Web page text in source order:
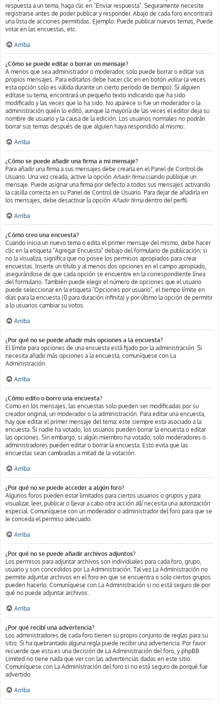
respuesta a un tema, haga clic en "Enviar respuesta". Seguramente necesite
registrarse antes de poder publicar y responder. Abajo de cada foro encontrará
una lista de acciones permitidas. Ejemplo: Puede publicar nuevos temas, Puede
votar en las encuestas, etc.
Arriba
¿Cómo se puede editar o borrar un mensaje?
A menos que sea administrador o moderador, solo puede borrar o editar sus
propios mensajes. Para editarlos debe hacer clic en en botón editar(a veces
esta opción solo es válida durante un cierto periodo de tiempo). Si alguien
editase su tema, encontrará un pequeño texto indicando que ha sido
modificado y las veces que lo ha sido. No aparece si fue un moderador o la
administración quién lo editó, aunque la mayoría de las veces el editor deja su
nombre de usuario y la causa de la edición. Los usuarios normales no podrán
borrar sus temas después de que alguien haya respondido al mismo.
Arriba
¿Cómo se puede añadir una firma a mi mensaje?
Para añadir una firma a sus mensajes debe crearla en el Panel de Control de
Usuario. Una vez creada, active la opción Añadir firmacuando publique un
mensaje. Puede asignar una firma por defecto a todos sus mensajes activando
la casilla correcta en su Panel de Control de Usuario. Para dejar de añadirla en
los mensajes, debe desactivar la opción Añadir firmadentro del perfil.
Arriba
¿Cómo creo una encuesta?
Cuando inicia un nuevo tema o edita el primer mensaje del mismo, debe hacer
clic en la etiqueta "Agregar Encuesta" debajo del formulario de publicación; si
no la visualiza, significa que no posee los permisos apropiados para crear
encuestas. Inserte un título y al menos dos opciones en el campo apropiado,
asegurándose de que cada opción se encuentre en la correspondiente línea
del formulario. También puede elegir el número de opciones que el usuario
puede seleccionar en la etiqueta "Opciones por usuario", el tiempo límite en
días para la encuesta (0 para duración infinita) y por último la opción de permitir
a lo usuarios cambiar su votos.
Arriba
¿Por qué no se puede añadir más opciones a la encuesta?
El límite para opciones de una encuesta está fijado por la administración. Si
necesita añadir más opciones a la encuesta, comuníquese con La
Administración.
Arriba
¿Cómo edito o borro una encuesta?
Como en los mensajes, las encuestas solo pueden ser modificadas por su
creador original, un moderador o la administración. Para editar una encuesta,
hay que editar el primer mensaje del tema; este siempre esta asociado a la
encuesta. Si nadie ha votado, los usuarios pueden borrar la encuesta o editar
las opciones. Sin embargo, si algún miembro ha votado, solo moderadores o
administradores pueden editar o borrar la encuesta. Esto evita que las
encuestas sean cambiadas a mitad de la votación.
Arriba
¿Por qué no se puede acceder a algún foro?
Algunos foros pueden estar limitados para ciertos usuarios o grupos y para
visualizar, leer, publicar o llevar a cabo otra acción allí necesita una autorización
especial. Comuníquese con un moderador o administrador del foro para que se
le conceda el permiso adecuado.
Arriba
¿Por qué no se puede añadir archivos adjuntos?
Los permisos para adjuntar archivos son individuales para cada foro, grupo,
usuario y son concedidos por La Administración. Tal vez La Administración no
permite adjuntar archivos en el foro en que se encuentra o solo ciertos grupos
pueden hacerlo. Comuníquese con La Administración si no está seguro de por
qué no puede adjuntar archivos.
Arriba
¿Por qué recibí una advertencia?
Los administradores de cada foro tienen su propio conjunto de reglas para su
sitio. Si ha quebrantado alguna regla puede recibir una advertencia. Por favor
recuerde que esta es una decisión de La Administración del foro, y phpBB
Limited no tiene nada que ver con las advertencias dadas en este sitio.
Comuníquese con La Administración del foro si no está seguro de porqué fue
advertido.
Arriba